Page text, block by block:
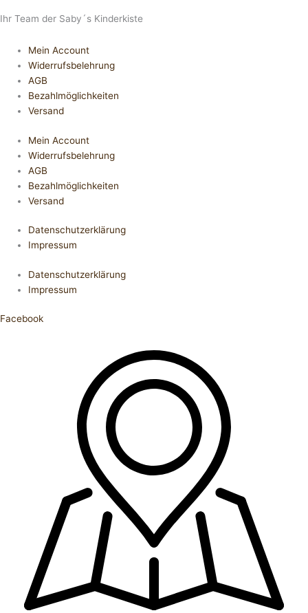
Ihr Team der Saby´s Kinderkiste
Mein Account
Widerrufsbelehrung
AGB
Bezahlmöglichkeiten
Versand
Mein Account
Widerrufsbelehrung
AGB
Bezahlmöglichkeiten
Versand
Datenschutzerklärung
Impressum
Datenschutzerklärung
Impressum
Facebook